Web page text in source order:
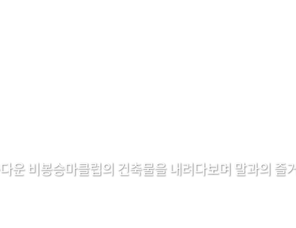
운 비봉승마클럽의 건축물을 내려다보며 말과의 즐